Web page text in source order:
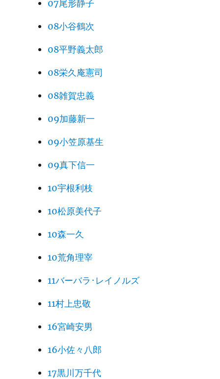
07尾形静子
08小谷鶴次
08平野義太郎
08栄久庵憲司
08雑賀忠義
09加藤新一
09小笠原基生
09真下信一
10宇根利枝
10松原美代子
10森一久
10荒角理宰
11バーバラ･レイノルズ
11村上忠敬
16宮崎安男
16小佐々八郎
17黒川万千代